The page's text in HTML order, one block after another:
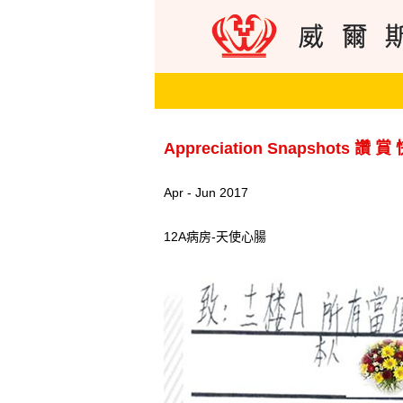
Appreciation Snapshots 讚 賞
Apr - Jun 2017
12A病房-天使心腸